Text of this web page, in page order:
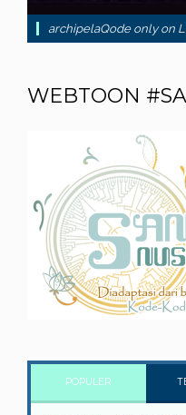
archipelaQode only on
WEBTOON
POPULER